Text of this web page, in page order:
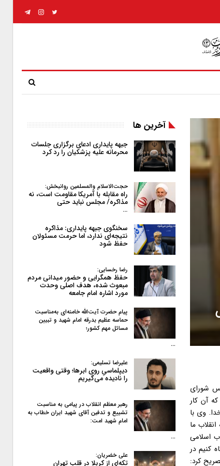
شورای
آن کار
وی با
ما
اسلامی
کنیم در
کرد:
آخرین ها
جبهه پایداری ادعای برگزاری جلسات
محرمانه علیه پزشکیان را رد کرد
حجت‌الاسلام والمسلمین روانبخش:
راه مقابله با آمریکا مقاومت است، نه
مذاکره/ مجلس نباید حتی
…
سخنگوی جبهه پایداری: مذاکره
نتیجه‌ای ندارد، اما حرمت مسئولان
حفظ شود
رضا رخسایی:
حفظ همگرایی و حضور میدانی مردم
مبعوث شده، هدف اصلی وحدت
مورد اشاره امام جامعه
پیام حضرت آیت‌الله خامنه‌ای به‌مناسبت
حماسه عظیم بدرقه امام شهید و تبیین
مسائل مهم کشور؛
…
علیرضا تسلیمی:
دیپلماسیِ روی ابرها؛ وقتی واقعیت
را نادیده می‌گیریم
رهبر معظم انقلاب در پیامی به‌ مناسبت
تشییع و تدفین آقای شهید ایران خطاب به
امام شهید امت:
…
علی خضریان:
تکه‌ای از کربلا در قلب تهران